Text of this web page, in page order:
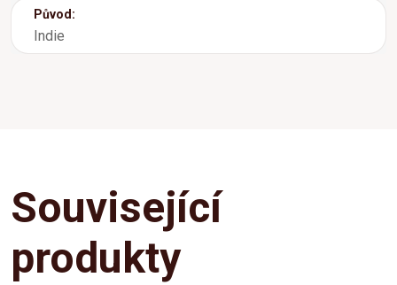
Původ:
Indie
Související
produkty